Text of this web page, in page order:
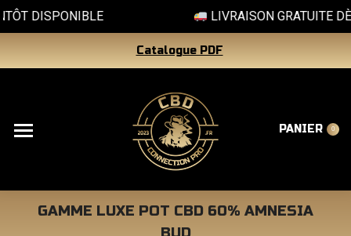
LIVRAISON GRATUITE DÈS
Catalogue PDF
PANIER 0
GAMME LUXE POT CBD 60% AMNESIA